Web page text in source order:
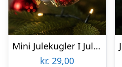
Mini Julekugler I Julekugle Mix
kr. 29,00